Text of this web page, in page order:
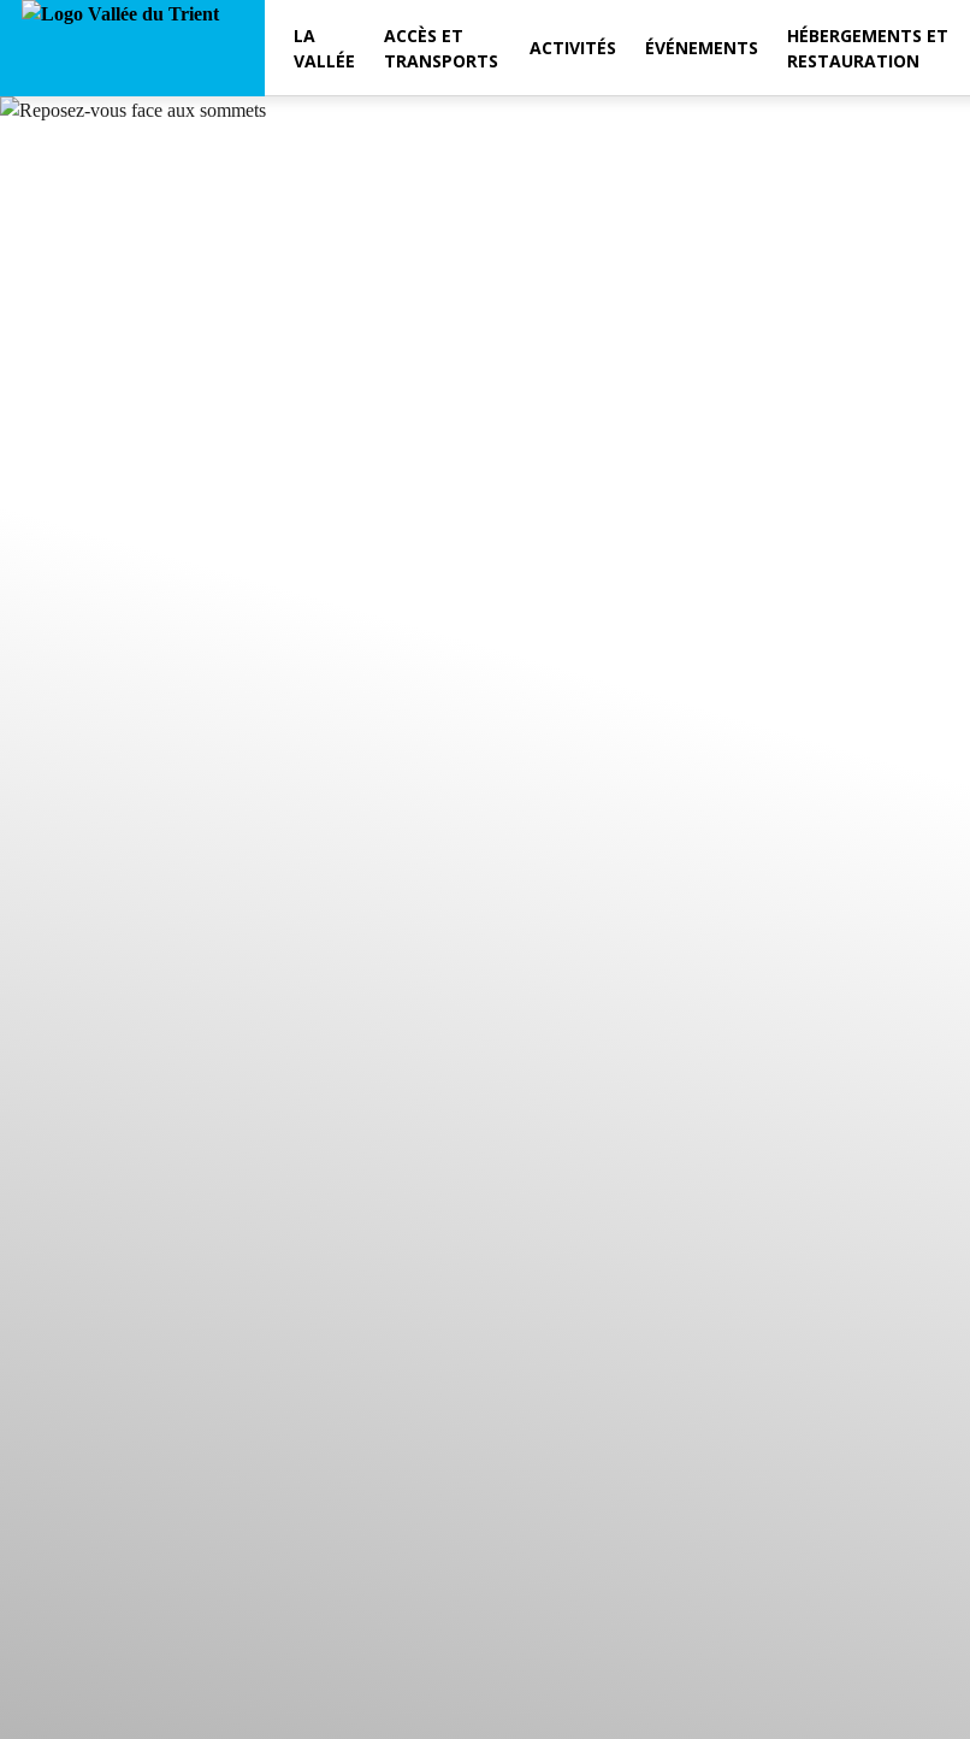
LA
VALLÉE
ACCÈS ET
TRANSPORTS
ACTIVITÉS ÉVÉNEMENTS
HÉBERGEMENTS ET
RESTAURATION